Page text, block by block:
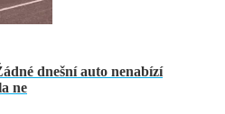
dnešní auto nenabízí
ne